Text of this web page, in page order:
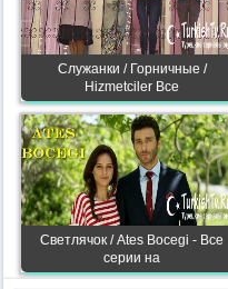
Служанки / Горничные /
Hizmetciler Все
Светлячок / Ates Bocegi - Все
серии на